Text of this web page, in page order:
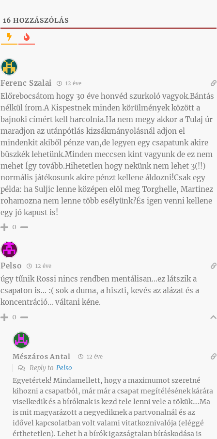
16 HOZZÁSZÓLÁS
Ferenc Szalai 12 éve
Előrebocsátom hogy 30 éve honvéd szurkoló vagyok.Bántás
nélkül írom.A Kispestnek minden körülmények között a
bajnoki címért kell harcolnia.Ha nem megy akkor a Tulaj úr
maradjon az utánpótlás kizsákmányolásnál adjon el
mindenkit akiből pénze van,de legyen egy csapatunk akire
büszkék lehetünk.Minden meccsen kint vagyunk de ez nem
mehet Így tovább.Hihetetlen hogy nekünk nem lehet 3(!!)
normális játékosunk akire pénzt kellene áldozni!Csak egy
példa: ha Suljic lenne középen elöl meg Torghelle, Martinez
rohamozna nem lenne több esélyünk?És igen venni kellene
egy jó kapust is!
0
Pelso 12 éve
úgy tűnik Rossi nincs rendben mentálisan…ez látszik a
csapaton is… :( sok a duma, a hiszti, kevés az alázat és a
koncentráció… váltani kéne.
0
Mészáros Antal 12 éve
Reply to Pelso
Egyetértek! Mindamellett, hogy a maximumot szeretné
kihozni a csapatból, már már a csapat megítélésének kárára
viselkedik és a bíróknak is kezd tele lenni vele a tökük….Ma
is mit magyarázott a negyediknek a partvonalnál és az
idővel kapcsolatban volt valami vitatkoznivalója (eléggé
érthetetlen). Lehet h a bírók igazságtalan bíráskodása is